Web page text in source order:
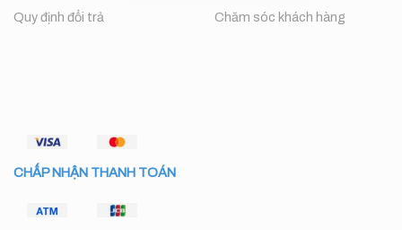
Quy định đổi trả
Chăm sóc khách hàng
CHẤP NHẬN THANH TOÁN